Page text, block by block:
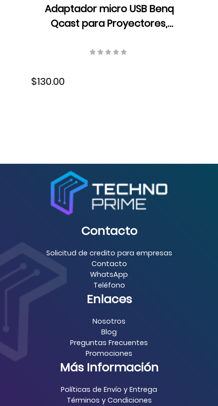
Adaptador micro USB Benq
Qcast para Proyectores,
$130.00
Contacto
Solicitud de credito para empresas
Contacto
WhatsApp
Teléfono
Enlaces
Nosotros
Blog
Preguntas Frecuentes
Promociones
Más Información
Políticas de Envío y Entrega
Términos y Condiciones